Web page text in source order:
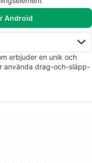
Android
erbjuder en unik och
använda drag-och-släpp-